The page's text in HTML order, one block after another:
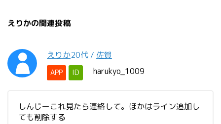
えりかの関連投稿
えりか20代 / 佐賀
APP ID harukyo_1009
しんじーこれ見たら連絡して。ほかはライン追加し
ても削除する